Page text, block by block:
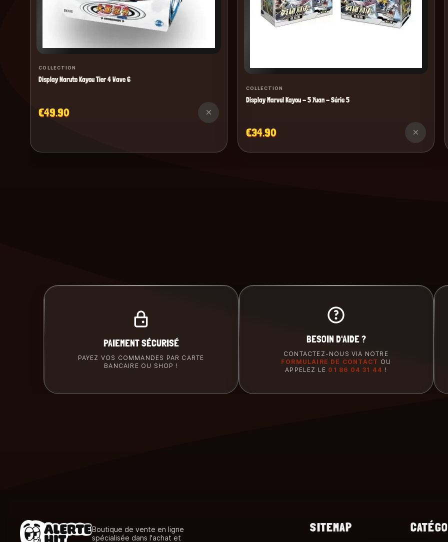
COLLECTION
Display Naruto Kayou Tier 4 Wave 6
€49.90 ×
COLLECTION
Display Marvel Kayou - 5 Yuan - Série 5
€34.90 ×
PAIEMENT SÉCURISÉ
PAYEZ VOS COMMANDES PAR CARTE
BANCAIRE OU SHOP !
BESOIN D'AIDE ?
CONTACTEZ-NOUS VIA NOTRE
FORMULAIRE DE CONTACT OU
APPELEZ LE 01 86 04 31 44 !
Boutique de vente en ligne
spécialisée dans l'achat et
SITEMAP